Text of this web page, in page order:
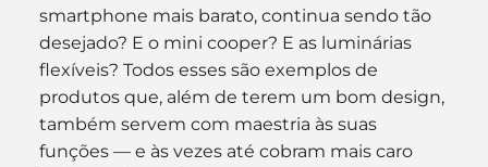
smartphone mais barato, continua sendo tão
desejado? E o mini cooper? E as luminárias
flexíveis? Todos esses são exemplos de
produtos que, além de terem um bom design,
também servem com maestria às suas
funções — e às vezes até cobram mais caro